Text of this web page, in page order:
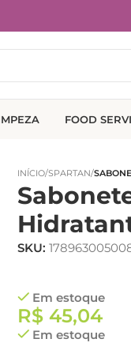
FOOD
INÍCIO/SPARTAN/
SKU:
Em estoque
R$45,04
Em estoque